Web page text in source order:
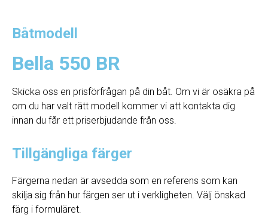
Båtmodell
Bella 550 BR
Skicka oss en prisförfrågan på din båt. Om vi ​​är osäkra på
om du har valt rätt modell kommer vi att kontakta dig
innan du får ett priserbjudande från oss.
Tillgängliga färger
Färgerna nedan är avsedda som en referens som kan
skilja sig från hur färgen ser ut i verkligheten. Välj önskad
färg i formuläret.